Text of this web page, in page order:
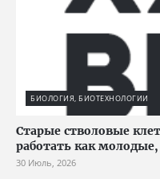
БИОЛОГИЯ, БИОТЕХНОЛОГИИ
Старые стволовые
работать как
30 Июль, 2026